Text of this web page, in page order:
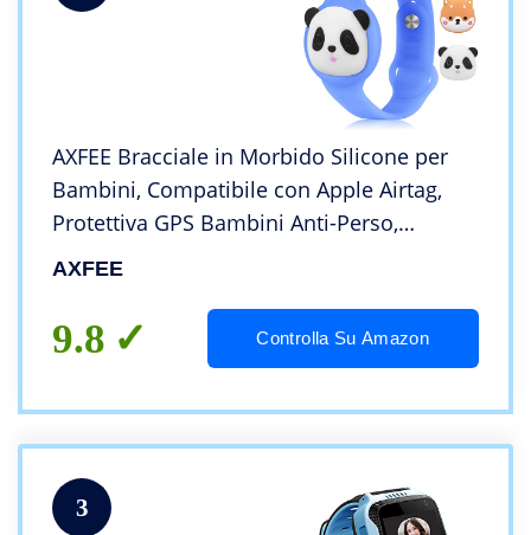
AXFEE Bracciale in Morbido Silicone per
Bambini, Compatibile con Apple Airtag,
Protettiva GPS Bambini Anti-Perso,
Localizzatore di Monitoraggio Regolabile,
AXFEE
9.8 Controlla Su Amazon
3